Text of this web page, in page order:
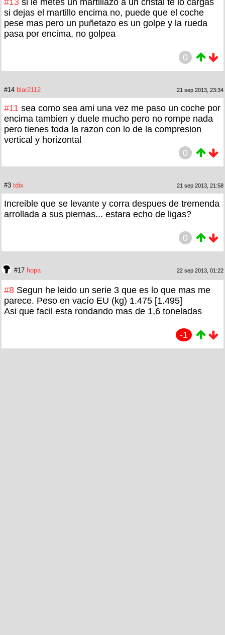
si dejas el martillo encima no, puede que el coche
pese mas pero un puñetazo es un golpe y la rueda
pasa por encima, no golpea
0
#14 blar2112 21 sep 2013, 23:34
#11 sea como sea ami una vez me paso un coche por
encima tambien y duele mucho pero no rompe nada
pero tienes toda la razon con lo de la compresion
vertical y horizontal
0
#3 tdix 21 sep 2013, 21:58
Increible que se levante y corra despues de tremenda
arrollada a sus piernas... estara echo de ligas?
0
#17 hopa 22 sep 2013, 01:22
#8 Segun he leido un serie 3 que es lo que mas me
parece. Peso en vacío EU (kg) 1.475 [1.495]
Asi que facil esta rondando mas de 1,6 toneladas
-1